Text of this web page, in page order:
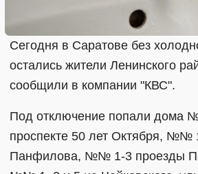
Сегодня в Саратове без
остались жители Ленинского
сообщили в компании "КВС".
Под отключение попали дома
проспекте 50 лет Октября, №№
Панфилова, №№ 1-3 проезды